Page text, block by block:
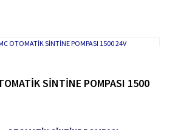
SİNTİNE POMPASI 1500